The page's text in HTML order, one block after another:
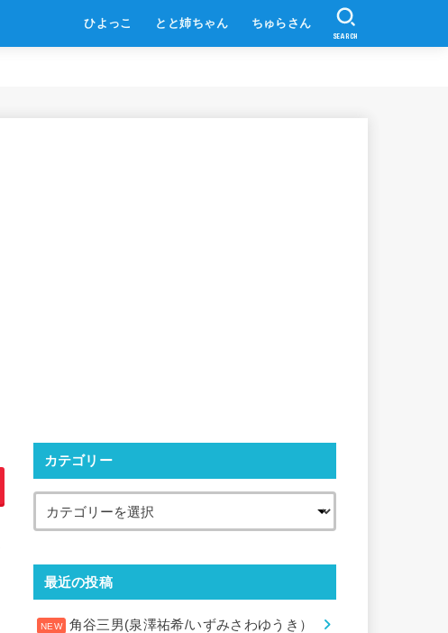
ひよっこ とと姉ちゃん ちゅらさん
SEARCH
カテゴリー
最近の投稿
角谷三男(泉澤祐希/いずみさわゆうき）